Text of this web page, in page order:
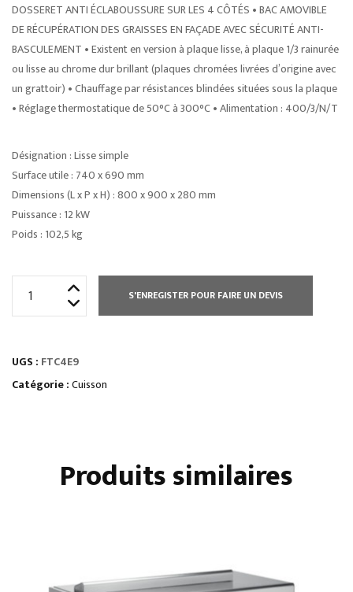
DOSSERET ANTI ÉCLABOUSSURE SUR LES 4 CÔTÉS • BAC AMOVIBLE
DE RÉCUPÉRATION DES GRAISSES EN FAÇADE AVEC SÉCURITÉ ANTI-
BASCULEMENT • Existent en version à plaque lisse, à plaque 1/3 rainurée
ou lisse au chrome dur brillant (plaques chromées livrées d’origine avec
un grattoir) • Chauffage par résistances blindées situées sous la plaque
• Réglage thermostatique de 50°C à 300°C • Alimentation : 400/3/N/T
Désignation : Lisse simple
Surface utile : 740 x 690 mm
Dimensions (L x P x H) : 800 x 900 x 280 mm
Puissance : 12 kW
Poids : 102,5 kg
PLAQUE
À
S'ENREGISTER POUR FAIRE UN DEVIS
UGS : FTC4E9
Catégorie :Cuisson
Produits similaires